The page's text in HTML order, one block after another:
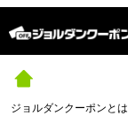
ジョルダンクーポンとは